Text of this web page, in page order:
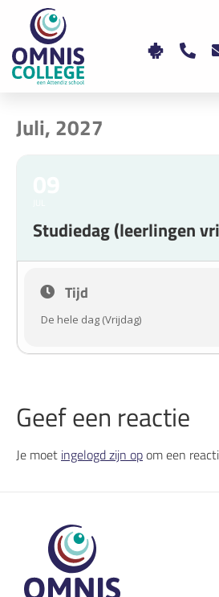
Juli, 2027
Studiedag (leerlingen
Tijd
De hele dag (Vrijdag)
Geef een reactie
Je moet ingelogd zijn opom een